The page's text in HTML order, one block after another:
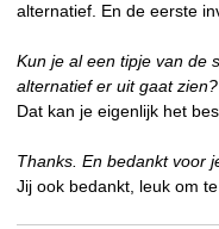
alternatief. En de eerste
Kun je al een tipje van de
alternatief er uit gaat zien?
Dat kan je eigenlijk het
Thanks. En bedankt voor
Jij ook bedankt, leuk om